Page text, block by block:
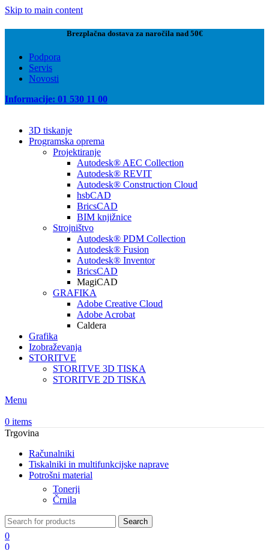
Skip to main content
Brezplačna dostava za naročila nad 50€
Podpora
Servis
Novosti
Informacije: 01 530 11 00
3D tiskanje
Programska oprema
Projektiranje
Autodesk® AEC Collection
Autodesk® REVIT
Autodesk® Construction Cloud
hsbCAD
BricsCAD
BIM knjižnice
Strojništvo
Autodesk® PDM Collection
Autodesk® Fusion
Autodesk® Inventor
BricsCAD
MagiCAD
GRAFIKA
Adobe Creative Cloud
Adobe Acrobat
Caldera
Grafika
Izobraževanja
STORITVE
STORITVE 3D TISKA
STORITVE 2D TISKA
Menu
0 items
Trgovina
Računalniki
Tiskalniki in multifunkcijske naprave
Potrošni material
Tonerji
Črnila
Search
0
0